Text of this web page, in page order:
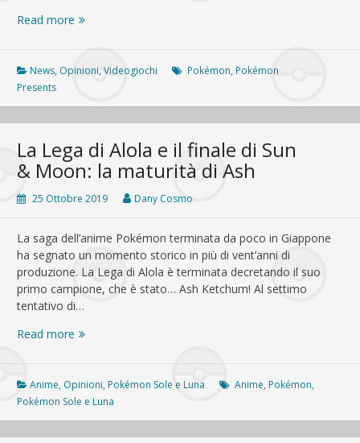
Read more Pokémon
del
24
cosa
aspettarsi
News, Opinioni,Videogiochi Pokémon, Pokémon
Presents
La Lega di Alola e il finale di Sun
& Moon: la maturità di Ash
25 Ottobre 2019 Dany Cosmo
La saga dell’anime Pokémon terminata da poco in Giappone
ha segnato un momento storico in più di vent’anni di
produzione. La Lega di Alola è terminata decretando il suo
primo campione, che è stato… Ash Ketchum! Al settimo
tentativo di…
Read more La
Alola
e
il
finale
Anime, Opinioni, Pokémon Sole e Luna Anime, Pokémon,
Pokémon Sole e Luna